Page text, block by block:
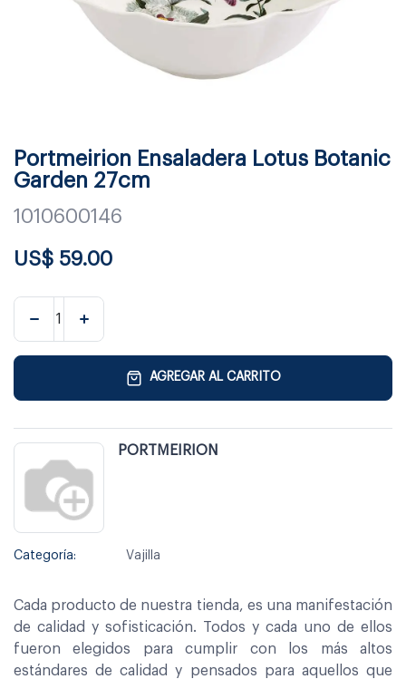
Portmeirion Ensaladera Lotus Botanic
Garden 27cm
1010600146
US$ 59.00
AGREGAR AL CARRITO
PORTMEIRION
Categoría: Vajilla
Cada producto de nuestra tienda, es una manifestación
de calidad y sofisticación. Todos y cada uno de ellos
fueron elegidos para cumplir con los más altos
estándares de calidad y pensados para aquellos que